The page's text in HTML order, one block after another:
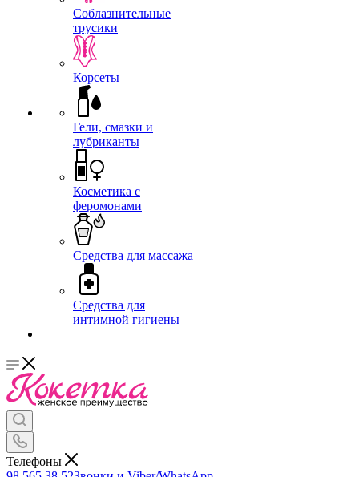
Соблазнительные
трусики
Корсеты
Гели, смазки и
лубриканты
Косметика с
феромонами
Средства для массажа
Средства для
интимной гигиены
Телефоны